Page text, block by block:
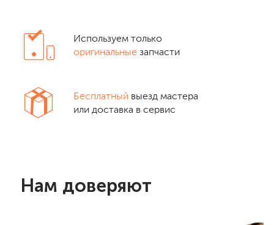
Используем только
оригинальные запчасти
Бесплатный выезд мастера
или доставка в сервис
Нам доверяют